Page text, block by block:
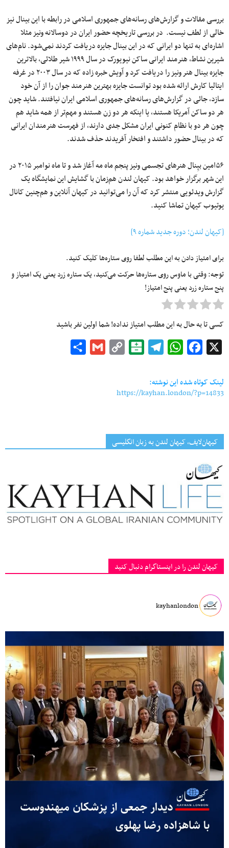
بررسی مقالات و گزارش‌های رسانه‌های جمهوری اسلامی در رابطه با این بینال نیز
خالی از لطف نیست. در بررسی تاریخچه حضور ایران در دوسالانه ونیز مثلا
اشاره‌ای به تنها دو ایرانی که در این بینال جایزه دریافت کردند نمی‌شود. نام‌های
شیرین نشاط، هنرمند ایرانی ساکن نیویورک در سال ۱۹۹۹ شیر طلائی، بالاترین
جایزه بینال هنر ونیز را دریافت کرد و آویش خبره زاده که در سال ۲۰۰۳ در غرفه
ایتالیا کارش ارائه شده بود توانست جایزه بهترین هنرمند جوان را از آن خود
سازد، جائی در گزارش‌های رسانه‌های جمهوری اسلامی ایران نیافتند. شاید چون
هر دو ساکن آمریکا هستند، یا اینکه هر دو زن هستند و مهم‌تر از همه شاید هم
چون هر دو با نظام کنونی ایران مشکل جدی دارند، از فهرست هنرمندان ایرانی
که در بینال حضور داشتند و افتخار آفریدند حذف شدند.
۵۶امین بیِنال هنرهای تجسمی ونیز پنجم ماه مه آغاز شد و تا ماه نوامبر ۲۰۱۵ در
این شهر برگزار خواهد بود. کیهان لندن هم‌زمان با گشایش این نمایشگاه یک
گزارش ویدئویی منتشر کرد که آن را می‌توانید در کیهان آنلاین و هم‌چنین کانال
یوتیوب کیهان تماشا کنید.
[کیهان لندن؛ دوره جدید شماره ۹]
برای امتیاز دادن به این مطلب لطفا روی ستاره‌ها کلیک کنید.
توجه: وقتی با ماوس روی ستاره‌ها حرکت می‌کنید، یک ستاره زرد یعنی یک امتیاز و
پنج ستاره زرد یعنی پنج امتیاز!
کسی تا به حال به این مطلب امتیاز نداده! شما اولین نفر باشید
Facebook
WhatsApp
Telegram
Balatarin
Copy
Gmail
لینک کوتاه شده این نوشته:
https://kayhan.london/?p=14833
کیهان‌لایف، کیهان لندن به زبان انگلیسی
کیهان لندن را در اینستاگرام دنبال کنید
kayhanlondon